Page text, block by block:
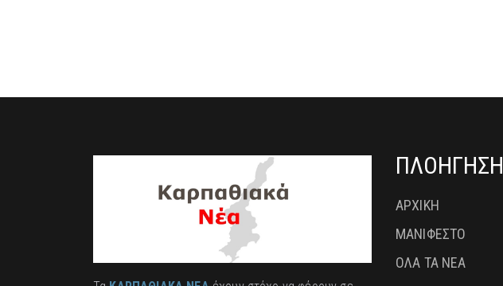
ΠΛΟΗΓΗΣΗ
ΑΡΧΙΚΗ
ΜΑΝΙΦΕΣΤΟ
ΟΛΑ ΤΑ ΝΕΑ